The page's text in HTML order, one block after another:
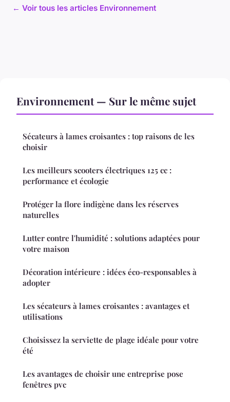
← Voir tous les articles Environnement
Environnement — Sur le même sujet
Sécateurs à lames croisantes : top raisons de les
choisir
Les meilleurs scooters électriques 125 cc :
performance et écologie
Protéger la flore indigène dans les réserves
naturelles
Lutter contre l'humidité : solutions adaptées pour
votre maison
Décoration intérieure : idées éco-responsables à
adopter
Les sécateurs à lames croisantes : avantages et
utilisations
Choisissez la serviette de plage idéale pour votre
été
Les avantages de choisir une entreprise pose
fenêtres pvc